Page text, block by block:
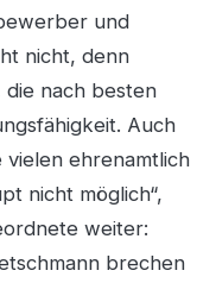
und
nicht, denn
die nach besten
Auch
vielen ehrenamtlich
nicht möglich“,
weiter:
brechen